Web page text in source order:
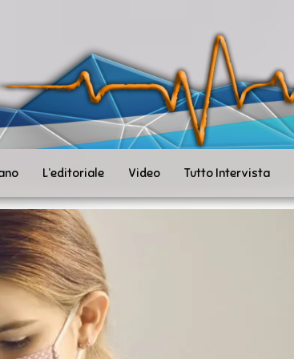
L’editoriale Video Tutto Intervista